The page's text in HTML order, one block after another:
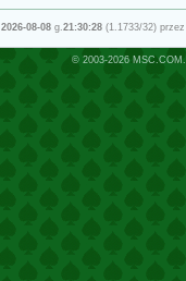
2026-08-08g.21:30:28(1.1733/32)
© 2003-2026